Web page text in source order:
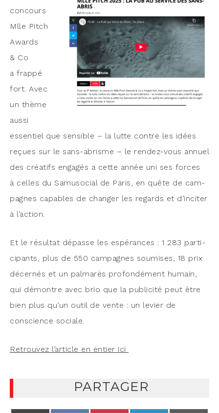
concours
Mlle Pitch
Awards
& Co
a frap­pé
fort. Avec
un thème
aus­si
essen­tiel que sen­sible – la lutte contre les idées
reçues sur le sans-abrisme – le ren­dez-vous annuel
des créa­tifs enga­gés a cette année uni ses forces
à celles du Samu­so­cial de Paris, en quête de cam­
pagnes capables de chan­ger les regards et d’inciter
à l’action.
Et le résul­tat dépasse les espé­rances : 1 283 par­ti­
ci­pants, plus de 550 cam­pagnes sou­mises, 18 prix
décer­nés et un pal­ma­rès pro­fon­dé­ment humain,
qui démontre avec brio que la publi­ci­té peut être
bien plus qu’un outil de vente : un levier de
conscience sociale.
Retrou­vez l’article en entier ici
PARTAGER